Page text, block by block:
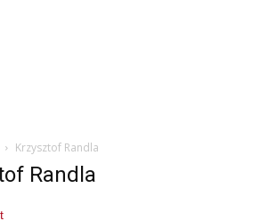
Krzysztof Randla
Randla